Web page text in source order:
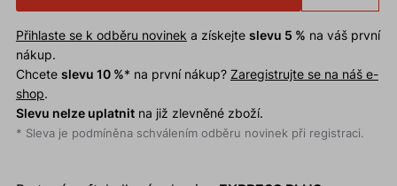
Přihlaste se k odběru novinek a získejte slevu 5 % na váš první
nákup.
Chcete slevu 10 %* na první nákup? Zaregistrujte se na náš e-
shop.
Slevu nelze uplatnitna již zlevněné zboží.
* Sleva je podmíněna schválením odběru novinek při registraci.